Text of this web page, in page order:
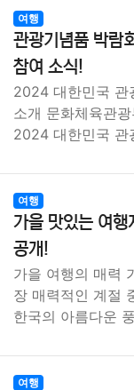
대출
종교 사회
부동산 외국어
여행
관광기념품 박람
참여 소식!
2024 대한민국 관
소개 문화체육관
2024 대한민국 관
여행
가을 맛있는 여행
공개!
가을 여행의 매력
장 매력적인 계절
한국의 아름다운
여행